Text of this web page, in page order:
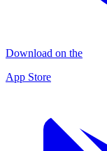
Download on the
App Store